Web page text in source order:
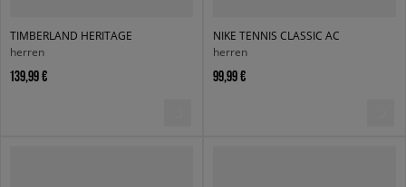
TIMBERLAND HERITAGE
herren
139,99 €
NIKE TENNIS CLASSIC AC
herren
99,99 €